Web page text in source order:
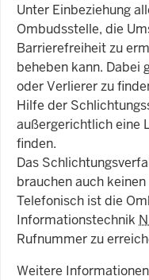
Unter Einbeziehung
Ombudsstelle, die
Barrierefreiheit zu
beheben kann. Dabei
oder Verlierer zu
Hilfe der
außergerichtlich eine
finden.
Das
brauchen auch
Telefonisch ist die
Informationstechnik
Rufnummer zu
Weitere